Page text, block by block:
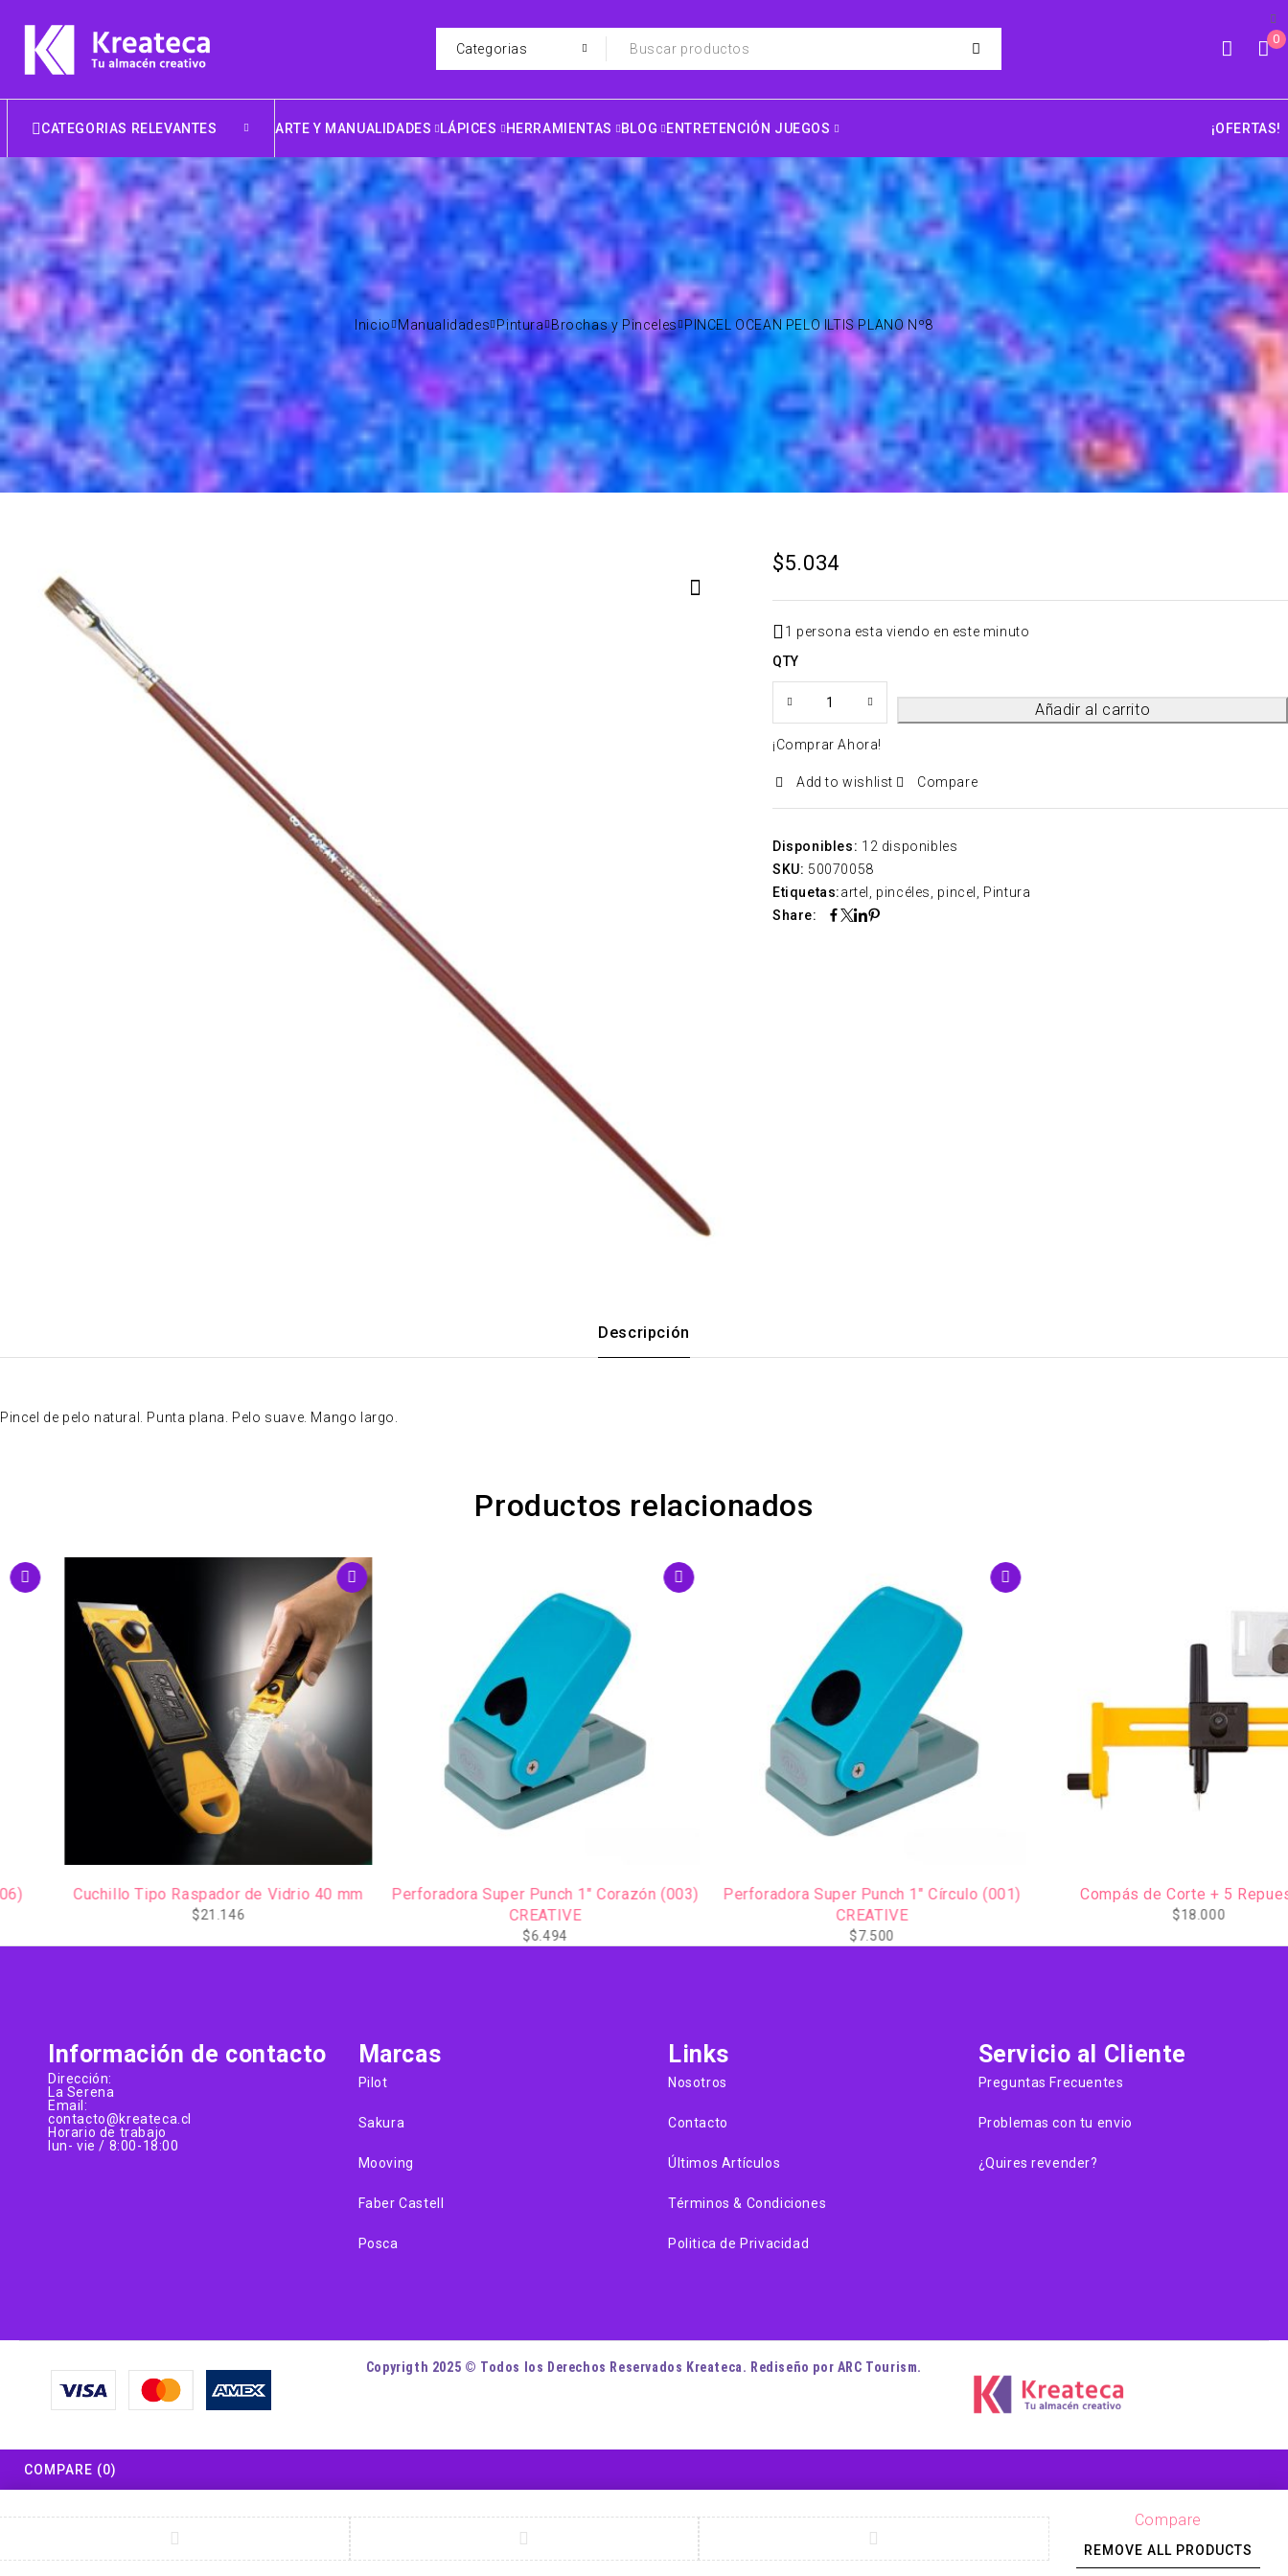
0
CATEGORIAS RELEVANTES ARTE Y MANUALIDADES LÁPICES HERRAMIENTAS BLOG ENTRETENCIÓN JUEGOS ¡OFERTAS!
Inicio Manualidades Pintura Brochas y Pinceles PINCEL OCEAN PELO ILTIS PLANO Nº8
$5.034
1 persona esta viendo en este minuto
QTY
Añadir al carrito
¡Comprar Ahora!
Add to wishlist Compare
Disponibles: 12 disponibles
SKU: 50070058
Etiquetas:artel pincéles pincel
Pintura
Share:
Descripción
Pincel de pelo natural. Punta plana. Pelo suave. Mango largo.
Productos relacionados
Cuchillo Tipo Raspador de Vidrio 40 mm
Perforadora Super Punch 1" Corazón (003)
CREATIVE
Perforadora Super Punch 1" Círculo (001)
CREATIVE
Compás de Corte + 5 Repuestos
Información de contacto
Dirección:
La Serena
Email:
contacto@kreateca.cl
Horario de trabajo
lun- vie / 8:00-18:00
Marcas
Pilot
Sakura
Mooving
Faber Castell
Posca
Links
Nosotros
Contacto
Últimos Artículos
Términos & Condiciones
Politica de Privacidad
Servicio al Cliente
Preguntas Frecuentes
Problemas con tu envio
¿Quires revender?
Copyrigth 2025 © Todos los Derechos Reservados Kreateca. Rediseño por ARC Tourism.
COMPARE (0)
Compare
REMOVE ALL PRODUCTS